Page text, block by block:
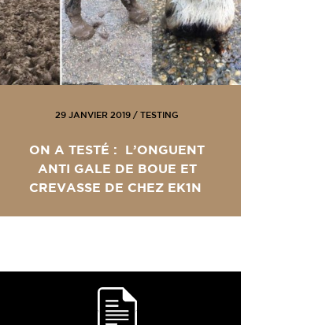
29 JANVIER 2019 / TESTING
ON A TESTÉ : L’ONGUENT
ANTI GALE DE BOUE ET
CREVASSE DE CHEZ EK1N